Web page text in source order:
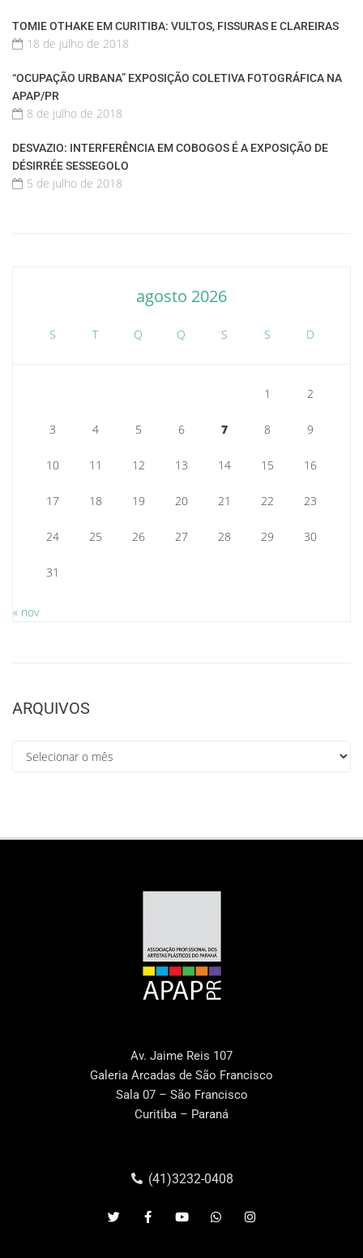
TOMIE OTHAKE EM CURITIBA: VULTOS, FISSURAS E CLAREIRAS
18 de julho de 2018
“OCUPAÇÃO URBANA” EXPOSIÇÃO COLETIVA FOTOGRÁFICA NA
APAP/PR
8 de julho de 2018
DESVAZIO: INTERFERÊNCIA EM COBOGOS É A EXPOSIÇÃO DE
DÉSIRRÉE SESSEGOLO
5 de julho de 2018
agosto 2026
S T Q Q S S D
1 2
3 4 5 6 7 8 9
10 11 12 13 14 15 16
17 18 19 20 21 22 23
24 25 26 27 28 29 30
31
« nov
ARQUIVOS
Av. Jaime Reis 107
Galeria Arcadas de São Francisco
Sala 07 – São Francisco
Curitiba – Paraná
(41)3232-0408